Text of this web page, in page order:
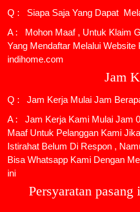
Q : Siapa Saja Yang Dapat
A : Mohon Maaf , Untuk Klaim
Yang Mendaftar Melalui
indihome.com
Jam
Q : Jam Kerja Mulai Jam
A : Jam Kerja Kami Mulai Jam
Maaf Untuk Pelanggan Kami
Istirahat Belum Di Respon ,
Bisa Whatsapp Kami Dengan
ini
Persyaratan pasang